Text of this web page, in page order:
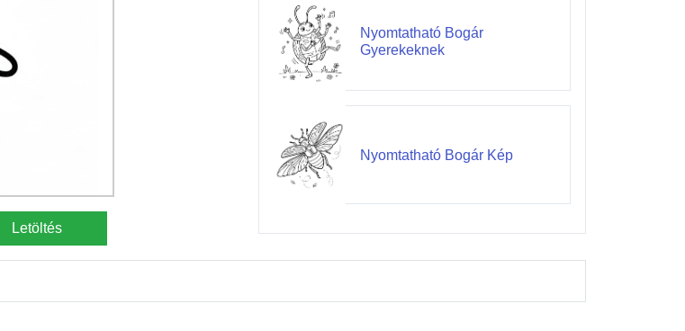
Letöltés
Nyomtatható Bogár
Gyerekeknek
Nyomtatható Bogár Kép